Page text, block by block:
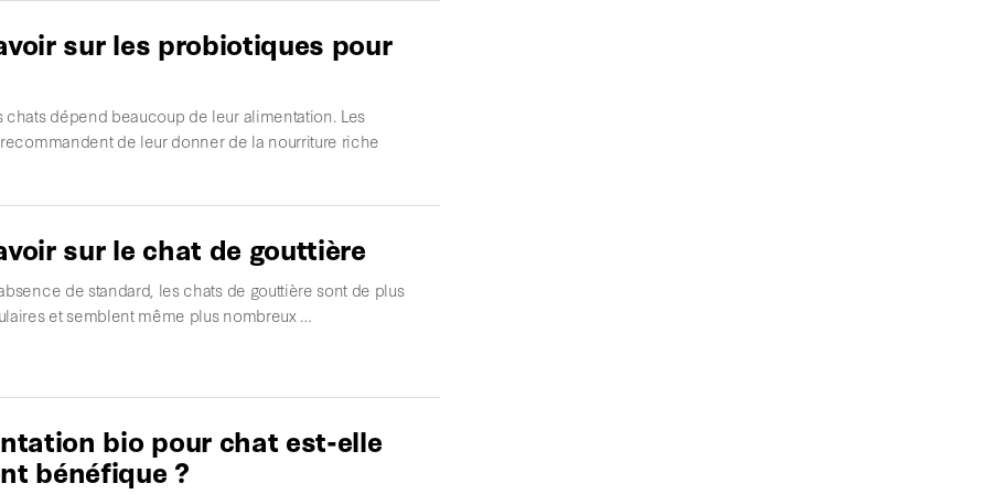
sur les probiotiques pour
chats dépend beaucoup de leur alimentation. Les
de leur donner de la nourriture riche
sur le chat de gouttière
de standard, les chats de gouttière sont de plus
et semblent même plus nombreux …
bio pour chat est-elle
bénéfique ?